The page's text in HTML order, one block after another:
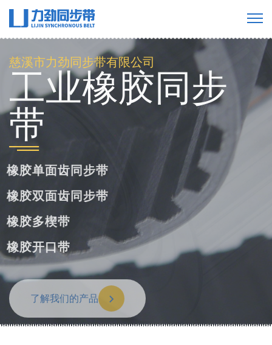
慈溪市力劲同步带有限公司
工业橡胶同步
带
橡胶单面齿同步带
橡胶双面齿同步带
橡胶多楔带
橡胶开口带
了解我们的产品